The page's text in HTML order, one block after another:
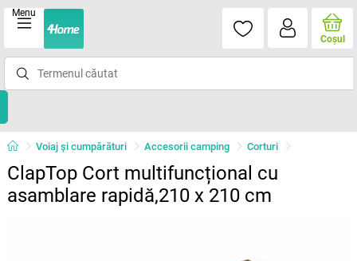
Menu
Coşul
Voiaj și cumpărături Accesorii camping Corturi
ClapTop Cort multifuncțional cu
asamblare rapidă,210 x 210 cm